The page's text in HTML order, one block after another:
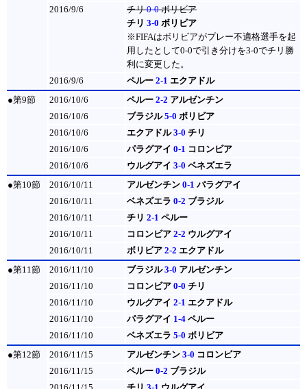
2016/9/6
チリ0-0ボリビア
チリ 3-0 ボリビア
※FIFAはボリビアがプレー不適格選手を起
用したとして0-0で引き分けを3-0でチリ勝
利に変更した。
2016/9/6
ペルー 2-1 エクアドル
●第9節
2016/10/6 ペルー 2-2 アルゼンチン
2016/10/6
ブラジル5-0 ボリビア
2016/10/6
エクアドル3-0 チリ
2016/10/6
パラグアイ 0-1 コロンビア
2016/10/6
ウルグアイ 3-0 ベネズエラ
●第10節
2016/10/11 アルゼンチン 0-1 パラグアイ
2016/10/11
ベネズエラ 0-2 ブラジル
2016/10/11
チリ 2-1 ペルー
2016/10/11
コロンビア 2-2 ウルグアイ
2016/10/11
ボリビア 2-2 エクアドル
●第11節
2016/11/10 ブラジル3-0 アルゼンチン
2016/11/10
コロンビア 0-0 チリ
2016/11/10
ウルグアイ 2-1 エクアドル
2016/11/10
パラグアイ 1-4 ペルー
2016/11/10
ベネズエラ 5-0 ボリビア
●第12節
2016/11/15 アルゼンチン 3-0 コロンビア
2016/11/15
ペルー 0-2 ブラジル